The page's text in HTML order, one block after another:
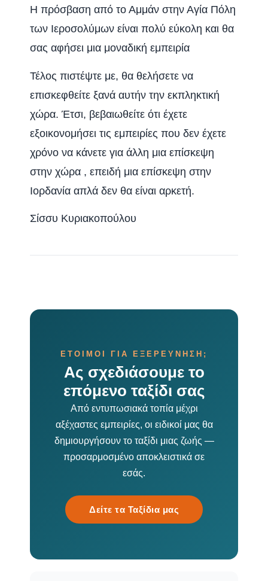
Η πρόσβαση από το Αμμάν στην Αγία Πόλη
των Ιεροσολύμων είναι πολύ εύκολη και θα
σας αφήσει μια μοναδική εμπειρία
Τέλος πιστέψτε με, θα θελήσετε να
επισκεφθείτε ξανά αυτήν την εκπληκτική
χώρα. Έτσι, βεβαιωθείτε ότι έχετε
εξοικονομήσει τις εμπειρίες που δεν έχετε
χρόνο να κάνετε για άλλη μια επίσκεψη
στην χώρα , επειδή μια επίσκεψη στην
Ιορδανία απλά δεν θα είναι αρκετή.
Σίσσυ Κυριακοπούλου
ΕΤΟΙΜΟΙ ΓΙΑ ΕΞΕΡΕΥΝΗΣΗ;
Ας σχεδιάσουμε το
επόμενο ταξίδι σας
Από εντυπωσιακά τοπία μέχρι
αξέχαστες εμπειρίες, οι ειδικοί μας θα
δημιουργήσουν το ταξίδι μιας ζωής —
προσαρμοσμένο αποκλειστικά σε
εσάς.
Δείτε τα Ταξίδια μας